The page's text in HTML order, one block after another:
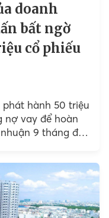
doanh
bất ngờ
cổ phiếu
hành 50 triệu
nợ vay để hoàn
9 tháng đầu